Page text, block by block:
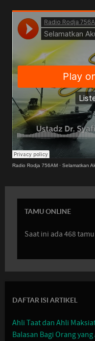
Radio Rodja 756AM · Selamatkan
TAMU ONLINE
Saat ini ada 468
DAFTAR ISI ARTIKEL
Ahli Taat dan Ahli
Balasan Bagi Orang